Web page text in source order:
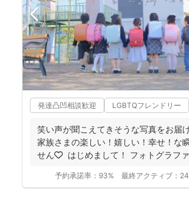
発達凸凹相談歓迎 LGBTQフレンドリー
笑い声が聞こえてきそうな写真をお届
家族さまの楽しい！嬉しい！幸せ！な
せん🧡 ⁡ はじめまして！ フォトグラフ
予約承諾率： 93% 最終アクティブ：